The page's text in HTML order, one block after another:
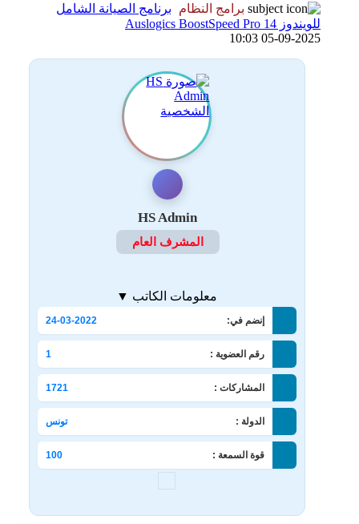
برامج النظام
برنامج الصيانة الشامل
للويندوز Auslogics BoostSpeed Pro 14
05-09-2025 10:03
HS Admin
المشرف العام
معلومات الكاتب ▼
إنضم في: 24-03-2022
رقم العضوية : 1
المشاركات : 1721
الدولة : تونس
قوة السمعة : 100